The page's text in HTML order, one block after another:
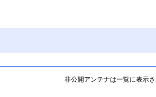
非公開アンテナは一覧に表示さ